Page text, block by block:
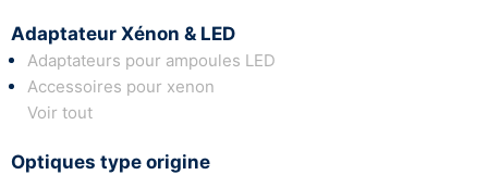
Adaptateur Xénon & LED
Adaptateurs pour ampoules LED
Accessoires pour xenon
Voir tout
Optiques type origine